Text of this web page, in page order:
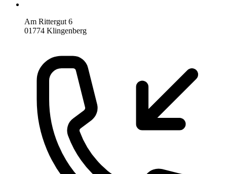
Am Rittergut 6
01774 Klingenberg